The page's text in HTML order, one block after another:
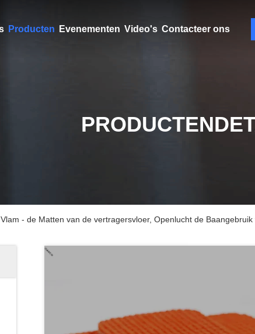
Producten Evenementen Video's Contacteer ons
- de Matten van de vertragersvloer, Openlucht de